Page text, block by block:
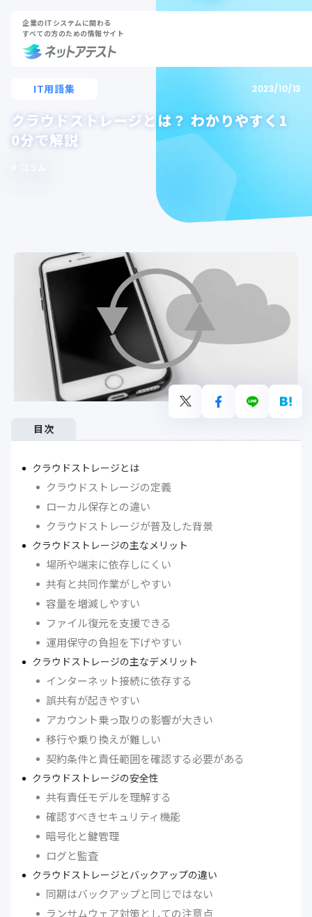
企業のITシステムに関わる
すべての方のための情報サイト
IT用語集 2023/10/13
クラウドストレージとは？ わかりやすく1
0分で解説
目次
クラウドストレージとは
クラウドストレージの定義
ローカル保存との違い
クラウドストレージが普及した背景
クラウドストレージの主なメリット
場所や端末に依存しにくい
共有と共同作業がしやすい
容量を増減しやすい
ファイル復元を支援できる
運用保守の負担を下げやすい
クラウドストレージの主なデメリット
インターネット接続に依存する
誤共有が起きやすい
アカウント乗っ取りの影響が大きい
移行や乗り換えが難しい
契約条件と責任範囲を確認する必要がある
クラウドストレージの安全性
共有責任モデルを理解する
確認すべきセキュリティ機能
暗号化と鍵管理
ログと監査
クラウドストレージとバックアップの違い
同期はバックアップと同じではない
ランサムウェア対策としての注意点